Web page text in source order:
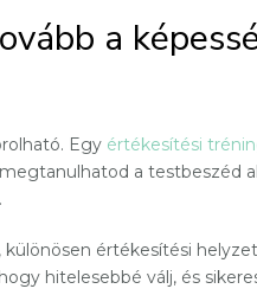
a
Egy értékesítési
a testbeszéd
értékesítési
hitelesebbé válj, és